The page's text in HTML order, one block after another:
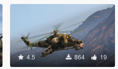
4.5 864 19